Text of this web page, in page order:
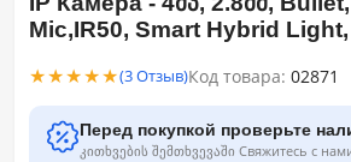
Mic,IR50, Smart Hybrid
★★★★★(3 Отзыв)Код товара: 02871
Перед покупкой проверьте
კითხვების შემთხვევაში Свяжитесь с